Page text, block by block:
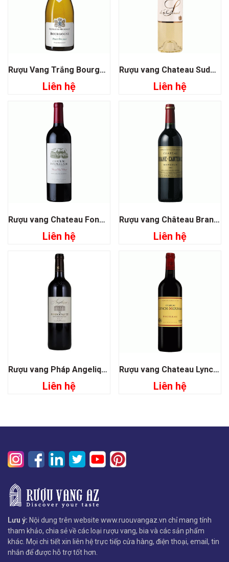
Rượu Vang Trắng Bourgogne Pinot Beurot
Liên hệ
Rượu vang Chateau Suduiraut S De Suduiraut
Liên hệ
Rượu vang Chateau Fonplegade Grand Cru Classe
Liên hệ
Rượu vang Château Brane Cantenac Grand Cru Classe 1855
Liên hệ
Rượu vang Pháp Angelique de Monbousquet
Liên hệ
Rượu vang Chateau Lynch Moussas Grand Cru Classé 1855
Liên hệ
Lưu ý: Nội dung trên website www.ruouvangaz.vn chỉ mang tính
tham khảo, chia sẻ về các loại rượu vang, bia và các sản phẩm
khác. Mọi chi tiết xin liên hệ trực tiếp cửa hàng, điện thoại, email, tin
nhắn để được hỗ trợ tốt hơn.